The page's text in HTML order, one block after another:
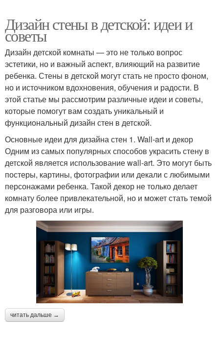
Дизайн стены в детской: идеи и
советы
Дизайн детской комнаты — это не только вопрос
эстетики, но и важный аспект, влияющий на развитие
ребенка. Стены в детской могут стать не просто фоном,
но и источником вдохновения, обучения и радости. В
этой статье мы рассмотрим различные идеи и советы,
которые помогут вам создать уникальный и
функциональный дизайн стен в детской.
Основные идеи для дизайна стен 1. Wall-art и декор
Одним из самых популярных способов украсить стену в
детской является использование wall-art. Это могут быть
постеры, картины, фотографии или декали с любимыми
персонажами ребенка. Такой декор не только делает
комнату более привлекательной, но и может стать темой
для разговора или игры.
читать дальше →